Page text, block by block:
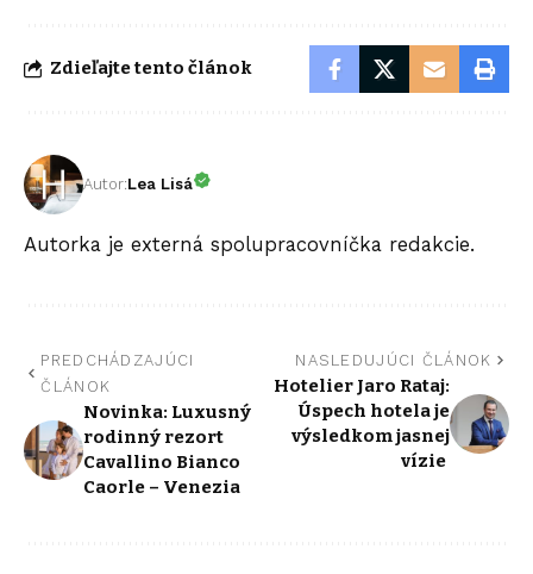
Zdieľajte tento článok
Autor:Lea Lisá
Autorka je externá spolupracovníčka redakcie.
PREDCHÁDZAJÚCI
ČLÁNOK
Novinka: Luxusný
rodinný rezort
Cavallino Bianco
Caorle – Venezia
NASLEDUJÚCI ČLÁNOK
Hotelier Jaro Rataj:
Úspech hotela je
výsledkom jasnej
vízie